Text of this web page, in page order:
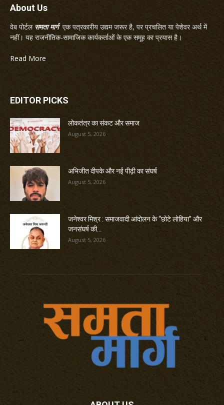
About Us
वेब पोर्टल समता मार्गएक पत्रकारीय उद्यम जरूर है, पर प्रचलित या पेशेवर अर्थ में
नहीं। यह राजनीतिक-सामाजिक कार्यकर्ताओं के एक समूह का प्रयास है।
Read More
EDITOR PICKS
लोकतंत्र का संकट और समाज
August 5, 2026
अभिजीत दीपके और नई पीढ़ी का संघर्ष
August 5, 2026
जनेश्वर मिश्र : समाजवादी आंदोलन के “छोटे लोहिया” और
जनसंघर्ष की...
August 5, 2026